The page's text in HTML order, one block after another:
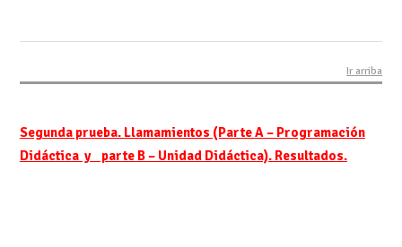
Ir arriba
Segunda prueba. Llamamientos (Parte A – Programación
Didáctica y parte B – Unidad Didáctica). Resultados.